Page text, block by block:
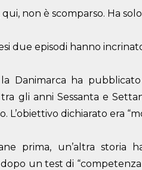
non è scomparso. Ha
due episodi hanno
Danimarca ha
gli anni Sessanta e
L’obiettivo dichiarato era
prima, un’altra storia
un test di